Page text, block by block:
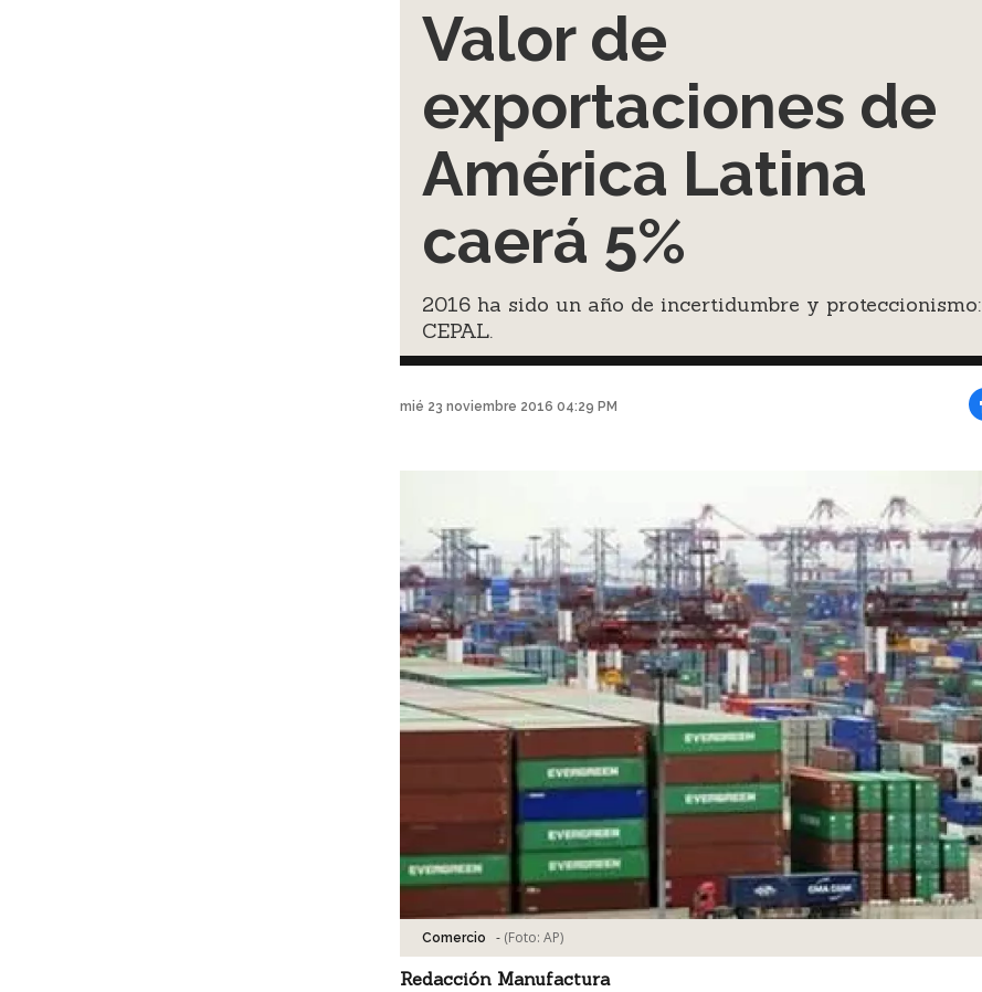
Valor de
exportaciones de
América Latina
caerá 5%
2016 ha sido un año de incertidumbre y proteccionismo:
CEPAL.
mié 23 noviembre 2016 04:29 PM
Comercio - (Foto: AP)
Redacción Manufactura